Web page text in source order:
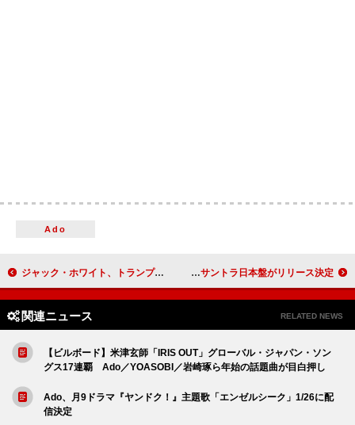
Ado
ジャック・ホワイト、トランプ大統領“就任1年の成果”会見をハルク風ジョークで皮肉「トランプ賢い、脳テスト合格、キリン言える」 映画『ウィキッド 永遠の約束』サントラ日本盤がリリース決定
関連ニュース RELATED NEWS
【ビルボード】米津玄師「IRIS OUT」グローバル・ジャパン・ソン
グス17連覇 Ado／YOASOBI／岩崎琢ら年始の話題曲が目白押し
Ado、月9ドラマ『ヤンドク！』主題歌「エンゼルシーク」1/26に配
信決定